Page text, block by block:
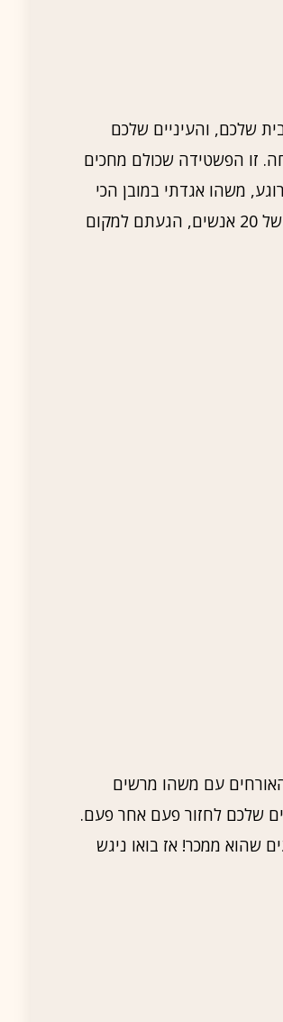
שלכם, והעיניים שלכם
זו הפשטידה שכולם מחכים
משהו אגדתי במובן הכי
טעים שיש. אז אם אתם מחפשים מתכון חלבי ומדהים לאירוח של 20 אנשים, הגעתם למקום
עם משהו מרשים
שלכם לחזור פעם אחר פעם.
שהוא ממכר! אז בואו ניגש